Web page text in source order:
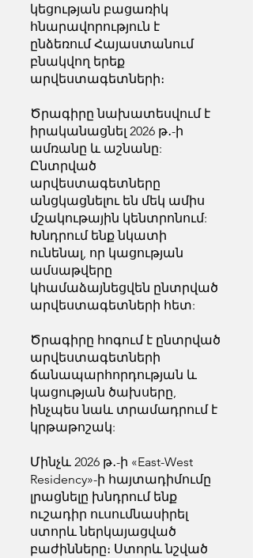
կեցության բացառիկ
հնարավորություն է
ընձեռում Հայաստանում
բնակվող երեք
արվեստագետների։
Ծրագիրը նախատեսվում է
իրականացնել 2026 թ․-ի
ամռանը և աշնանը:
Ընտրված
արվեստագետները
անցկացնելու են մեկ ամիս
մշակութային կենտրոնում:
Խնդրում ենք նկատի
ունենալ, որ կացության
ամսաթվերը
կհամաձայնեցվեն ընտրված
արվեստագետների հետ:
Ծրագիրը հոգում է ընտրված
արվեստագետների
ճանապարհորդության և
կացության ծախսերը,
ինչպես նաև տրամադրում է
կրթաթոշակ:
Մինչև 2026 թ․-ի «East-West
Residency»-ի հայտադիմումը
լրացնելը խնդրում ենք
ուշադիր ուսումնասիրել
ստորև ներկայացված
բաժինները։ Ստորև նշված